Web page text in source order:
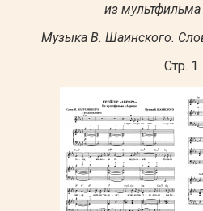
из мультфильма
Музыка В. Шаинского.
Стр. 1